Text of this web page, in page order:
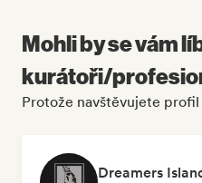
Mohli by se vám
kurátoři/
Protože navštěvujete
Dreamers